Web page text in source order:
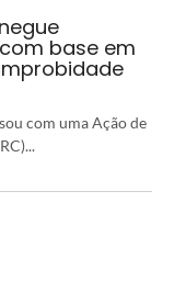
base em
com uma Ação de